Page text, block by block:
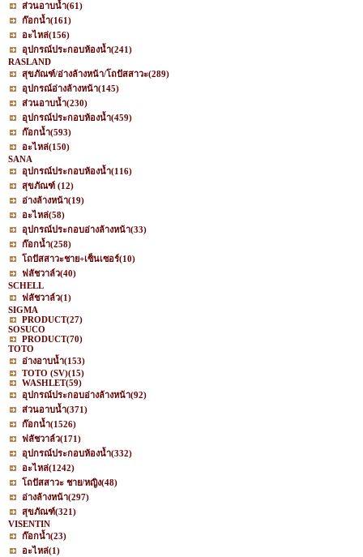
ส่วนอาบน้ำ(61)
ก๊อกน้ำ(161)
อะไหล่(156)
อุปกรณ์ประกอบห้องน้ำ(241)
RASLAND
สุขภัณฑ์/อ่างล้างหน้า/โถปัสสาวะ(289)
อุปกรณ์อ่างล้างหน้า(145)
ส่วนอาบน้ำ(230)
อุปกรณ์ประกอบห้องน้ำ(459)
ก๊อกน้ำ(593)
อะไหล่(150)
SANA
อุปกรณ์ประกอบห้องน้ำ(116)
สุขภัณฑ์ (12)
อ่างล้างหน้า(19)
อะไหล่(58)
อุปกรณ์ประกอบอ่างล้างหน้า(33)
ก๊อกน้ำ(258)
โถปัสสาวะชาย+เซ็นเซอร์(10)
ฟลัชวาล์ว(40)
SCHELL
ฟลัชวาล์ว(1)
SIGMA
PRODUCT(27)
SOSUCO
PRODUCT(70)
TOTO
อ่างอาบน้ำ(153)
TOTO (SV)(15)
WASHLET(59)
อุปกรณ์ประกอบอ่างล้างหน้า(92)
ส่วนอาบน้ำ(371)
ก๊อกน้ำ(1526)
ฟลัชวาล์ว(171)
อุปกรณ์ประกอบห้องน้ำ(332)
อะไหล่(1242)
โถปัสสาวะ ชาย/หญิง(48)
อ่างล้างหน้า(297)
สุขภัณฑ์(321)
VISENTIN
ก๊อกน้ำ(23)
อะไหล่(1)